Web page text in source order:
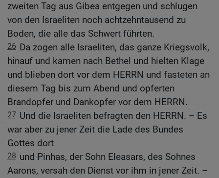
zweiten Tag aus Gibea entgegen und schlugen
von den Israeliten noch achtzehntausend zu
Boden, die alle das Schwert führten.
26 Da zogen alle Israeliten, das ganze Kriegsvolk,
hinauf und kamen nach Bethel und hielten Klage
und blieben dort vor dem HERRN und fasteten an
diesem Tag bis zum Abend und opferten
Brandopfer und Dankopfer vor dem HERRN.
27 Und die Israeliten befragten den HERRN. – Es
war aber zu jener Zeit die Lade des Bundes
Gottes dort
28 und Pinhas, der Sohn Eleasars, des Sohnes
Aarons, versah den Dienst vor ihm in jener Zeit. –